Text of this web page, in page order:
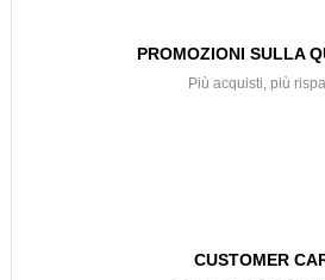
PROMOZIONI SULLA
Più acquisti, più
CUSTOMER